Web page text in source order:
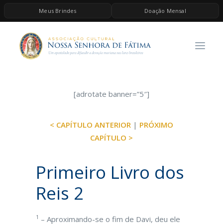
Meus Brindes Doação Mensal
HOME
A ASSOCIAÇÃO
ESPIRITUALIDADE
BRINDES
[adrotate banner=”5″]
< CAPÍTULO ANTERIOR | PRÓXIMO
CAPÍTULO >
Primeiro Livro dos
Reis 2
1 – Aproximando-se o fim de Davi, deu ele